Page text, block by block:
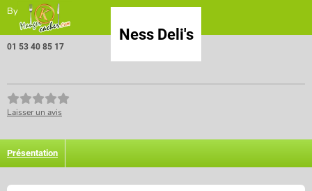
By
Ness Deli's
01 53 40 85 17
Laisser un avis
Présentation